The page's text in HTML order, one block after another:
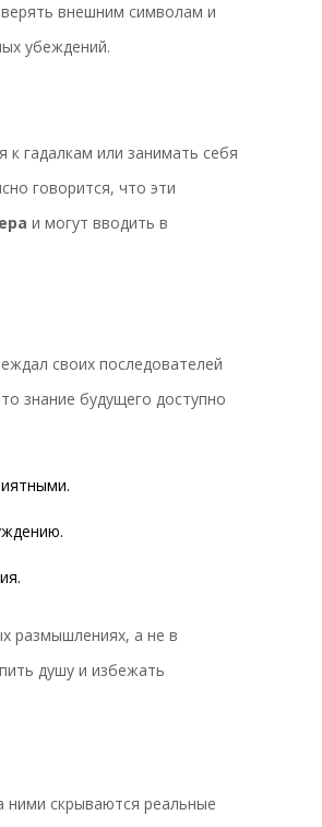
внешним символам и
убеждений.
гадалкам или занимать себя
говорится, что эти
и могут вводить в
своих последователей
знание будущего доступно
размышлениях, а не в
душу и избежать
ними скрываются реальные